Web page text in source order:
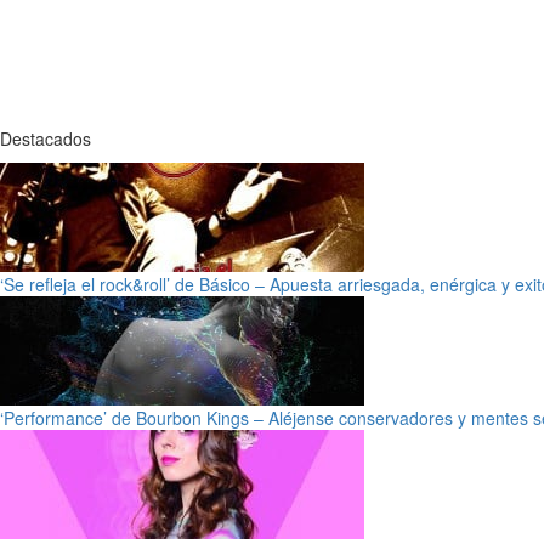
Destacados
‘Se refleja el rock&roll’ de Básico – Apuesta arriesgada, enérgica y
‘Performance’ de Bourbon Kings – Aléjense conservadores y mentes